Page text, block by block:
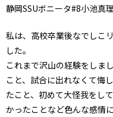
静岡SSUボニータ#8小池真
私は、高校卒業後なでしこ
した。
これまで沢山の経験をしま
こと、試合に出れなくて悔
たこと、初めて大怪我をし
かったことなど色んな感情